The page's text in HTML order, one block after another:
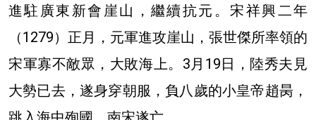
進駐廣東新會崖山，繼續抗元。宋祥興二年
（1279）正月，元軍進攻崖山，張世傑所率領的
宋軍寡不敵眾，大敗海上。3月19日，陸秀夫見
大勢已去，遂身穿朝服，負八歲的小皇帝趙昺，